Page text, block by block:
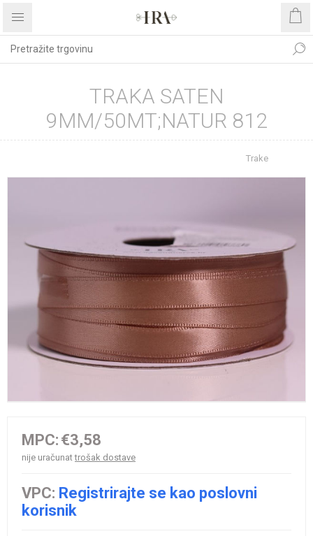
TRAKA SATEN
9MM/50MT;NATUR 812
Trake
MPC: €3,58
nije uračunattrošak dostave
VPC: Registrirajte se kao poslovni
korisnik